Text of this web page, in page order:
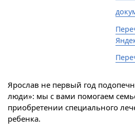
Ярослав не первый год
люди»: мы с вами помогаем
приобретении специального
ребенка.